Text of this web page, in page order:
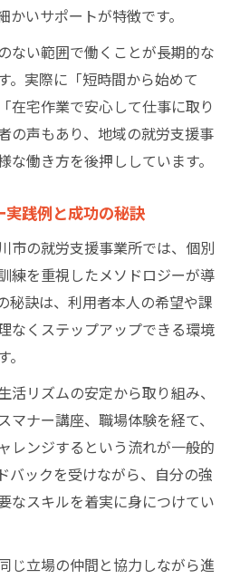
いサポートが特徴です。
ない範囲で働くことが長期的な
。実際に「短時間から始めて
在宅作業で安心して仕事に取り
の声もあり、地域の就労支援事
な働き方を後押ししています。
践例と成功の秘訣
市の就労支援事業所では、個別
練を重視したメソドロジーが導
秘訣は、利用者本人の希望や課
なくステップアップできる環境
活リズムの安定から取り組み、
ナー講座、職場体験を経て、
レンジするという流れが一般的
バックを受けながら、自分の強
なスキルを着実に身につけてい
じ立場の仲間と協力しながら進